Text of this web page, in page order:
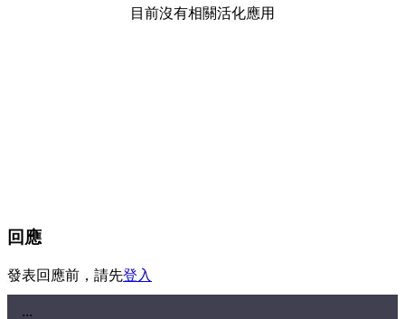
目前沒有相關活化應用
回應
發表回應前，請先登入